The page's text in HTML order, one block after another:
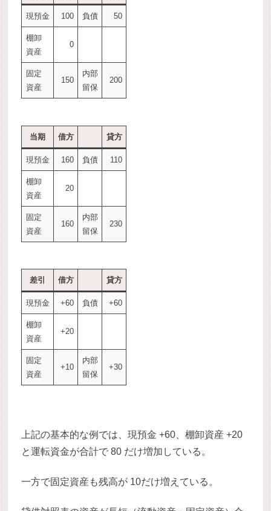
現預金 100 負債 50
棚卸
資産
0
固定
資産
150
内部
留保
200
当期 借方 貸方
現預金 160 負債 110
棚卸
資産
20
固定
資産
160
内部
留保
230
差引 借方 貸方
現預金 +60 負債 +60
棚卸
資産
+20
固定
資産
+10
内部
留保
+30
上記の基本的な例では、現預金 +60、棚卸資産 +20
と運転資金が合計で 80 だけ増加している。
一方で固定資産も残高が 10だけ増えている。